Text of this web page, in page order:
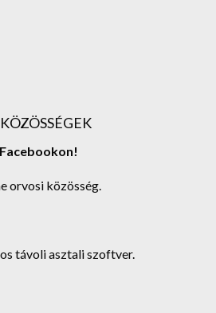
orvosi közösség.
távoli asztali szoftver.